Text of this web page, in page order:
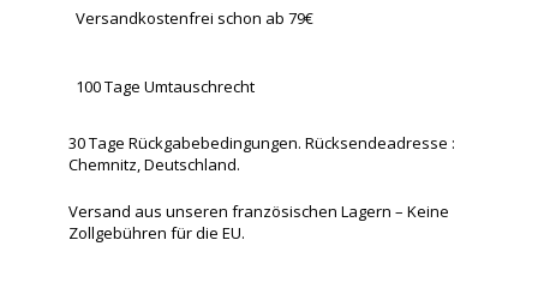
Versandkostenfrei schon ab 79€
100 Tage Umtauschrecht
30 Tage Rückgabebedingungen. Rücksendeadresse :
Chemnitz, Deutschland.
Versand aus unseren französischen Lagern – Keine
Zollgebühren für die EU.